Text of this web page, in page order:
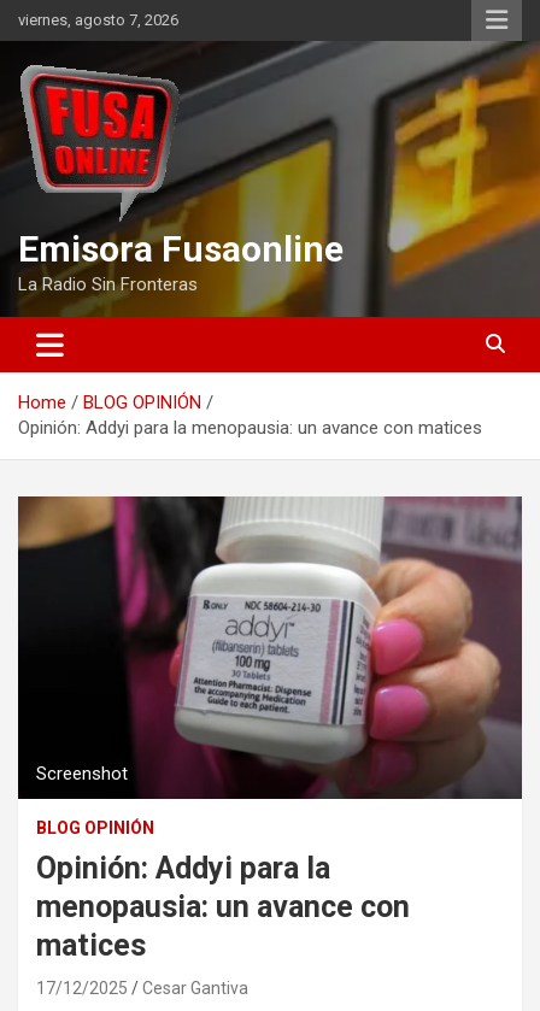
Skip
to
content
viernes, agosto 7, 2026
Emisora Fusaonline
La Radio Sin Fronteras
Home
BLOG OPINIÓN
Opinión: Addyi para la menopausia: un avance con matices
Screenshot
BLOG OPINIÓN
Opinión: Addyi para la
menopausia: un avance con
matices
17/12/2025 Cesar Gantiva